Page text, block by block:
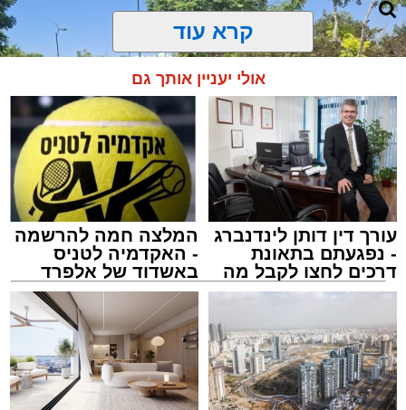
מערכת האתר / 15:39 07.08.26
קרא עוד
אולי יעניין אותך גם
עורך דין דותן לינדנברג
- נפגעתם בתאונת
דרכים לחצו לקבל מה
שמגיע לכם
המלצה חמה להרשמה
- האקדמיה לטניס
באשדוד של אלפרד
קריאולנסקי - לילדים